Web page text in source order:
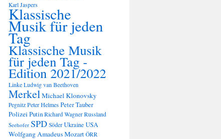
Karl Jaspers
Klassische
Musik für jeden
Tag
Klassische Musik
für jeden Tag -
Edition 2021/2022
Linke Ludwig van Beethoven
MerkelMichael Klonovsky
Pegnitz Peter HelmesPeter Tauber
PolizeiPutin Richard Wagner Russland
Seehofer SPD Söder Ukraine USA
Wolfgang Amadeus Mozart ÖRR